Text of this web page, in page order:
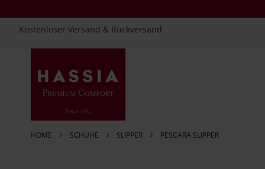
Kostenloser Versand & Rückversand
zum
Inhalt
HOME SCHUHE SLIPPER PESCARA SLIPPER